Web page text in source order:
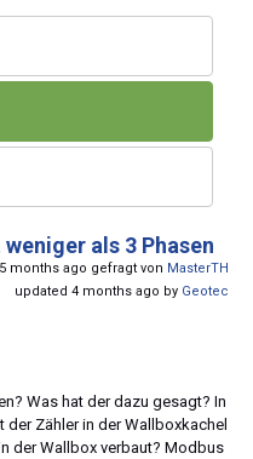
als 3 Phasen
5 months ago gefragt von MasterTH
updated 4 months ago by Geotec
Was hat der dazu gesagt? In
Zähler in der Wallboxkachel
der Wallbox verbaut? Modbus